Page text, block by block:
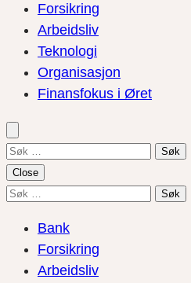
Forsikring
Arbeidsliv
Teknologi
Organisasjon
Finansfokus i Øret
Søk
etter:
Close
Søk
Bank
Forsikring
Arbeidsliv